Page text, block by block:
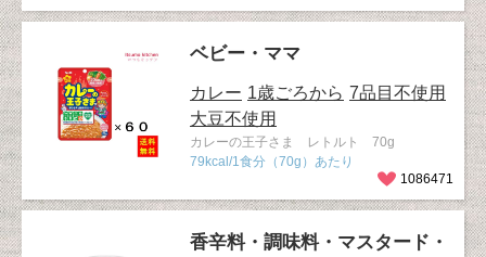
ベビー・ママ
カレー 1歳ごろから 7品目不使用
大豆不使用
カレーの王子さま レトルト 70g
79kcal/1食分（70g）あたり
1086471
香辛料・調味料・マスタード・